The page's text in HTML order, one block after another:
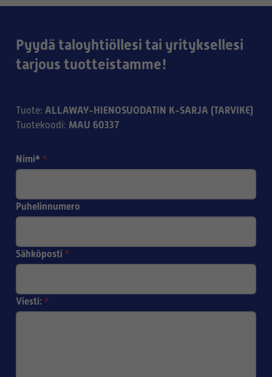
Pyydä taloyhtiöllesi tai yrityksellesi
tarjous tuotteistamme!
Tuote: ALLAWAY-HIENOSUODATIN K-SARJA (TARVIKE)
Tuotekoodi: MAU 60337
Nimi* *
Puhelinnumero
Sähköposti *
Viesti: *